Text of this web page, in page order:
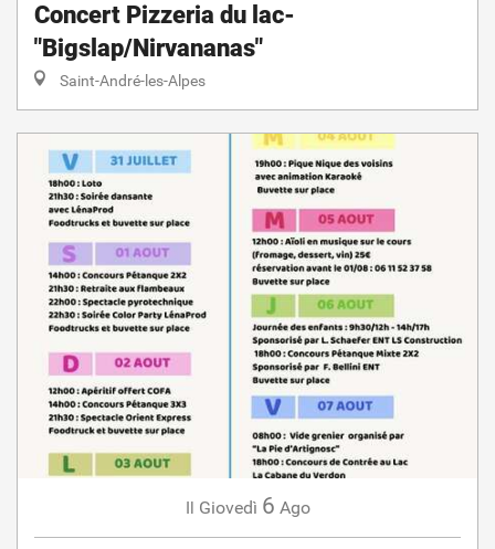
Concert Pizzeria du lac-
"Bigslap/Nirvananas"
Saint-André-les-Alpes
Il Giovedì 6 Ago